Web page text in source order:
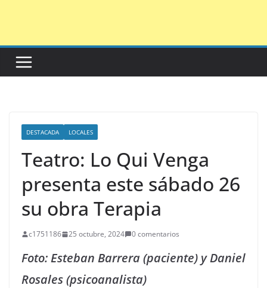
DESTACADA LOCALES
Teatro: Lo Qui Venga
presenta este sábado 26
su obra Terapia
c1751186 25 octubre, 2024 0 comentarios
Foto: Esteban Barrera (paciente) y Daniel
Rosales (psicoanalista)